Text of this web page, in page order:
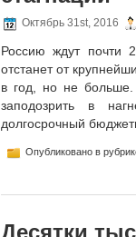
Октябрь 31st, 2016
Россию ждут почти
отстанет от
в год, но не больше.
заподозрить в
долгосрочный
Опубликовано в
Десятки